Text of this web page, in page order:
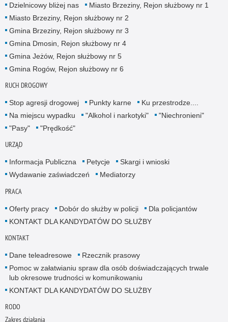
Dzielnicowy bliżej nas
Miasto Brzeziny, Rejon służbowy nr 1
Miasto Brzeziny, Rejon służbowy nr 2
Gmina Brzeziny, Rejon służbowy nr 3
Gmina Dmosin, Rejon służbowy nr 4
Gmina Jeżów, Rejon służbowy nr 5
Gmina Rogów, Rejon służbowy nr 6
RUCH DROGOWY
Stop agresji drogowej Punkty karne
Ku przestrodze....
Na miejscu wypadku
"Alkohol i narkotyki"
"Niechronieni"
"Pasy"
"Prędkość"
URZĄD
Informacja Publiczna Petycje
Skargi i wnioski
Wydawanie zaświadczeń
Mediatorzy
PRACA
Oferty pracy Dobór do służby w policji
Dla policjantów
KONTAKT DLA KANDYDATÓW DO SŁUŻBY
KONTAKT
Dane teleadresowe
Rzecznik prasowy
Pomoc w załatwianiu spraw dla osób doświadczających trwale
lub okresowe trudności w komunikowaniu
KONTAKT DLA KANDYDATÓW DO SŁUŻBY
RODO
Zakres działania